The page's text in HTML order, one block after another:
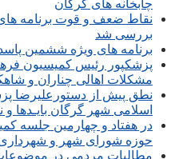
چابخانه های گرگان
نقاط ضعف و قوت برنامه
بررسی شد
برنامه های ویژه ششمین
پزشکپور رئیس کمیسیون
مشکلات اهالی چناران و
نطق پیش از دستورعلیرضا
اسلامی شهر گرگان بایـدها
در هفتاد و چهارمین جلسه
حوزه شورای شهر و شهرداری
مطالبات مردمی در